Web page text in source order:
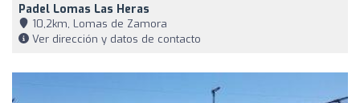
Padel Lomas Las Heras
10,2km, Lomas de Zamora
Ver dirección y datos de contacto